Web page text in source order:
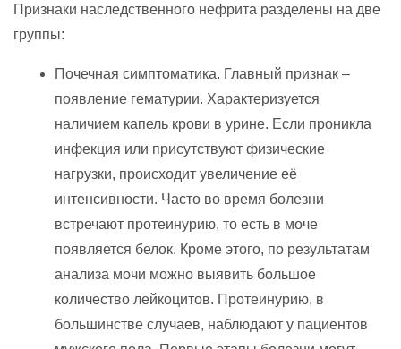
Признаки наследственного нефрита разделены на две
группы:
Почечная симптоматика. Главный признак –
появление гематурии. Характеризуется
наличием капель крови в урине. Если проникла
инфекция или присутствуют физические
нагрузки, происходит увеличение её
интенсивности. Часто во время болезни
встречают протеинурию, то есть в моче
появляется белок. Кроме этого, по результатам
анализа мочи можно выявить большое
количество лейкоцитов. Протеинурию, в
большинстве случаев, наблюдают у пациентов